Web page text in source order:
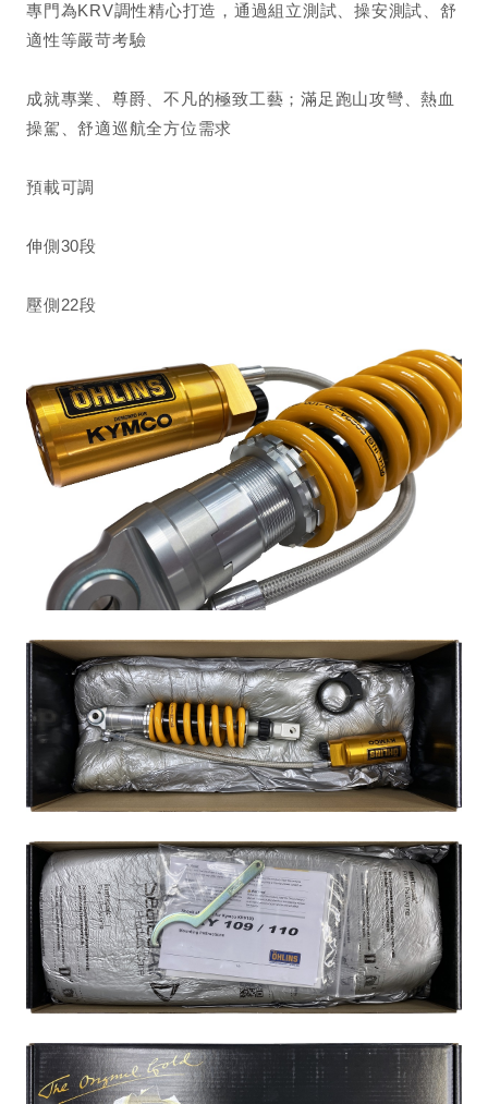
專門為KRV調性精心打造，通過組立測試、操安測試、舒
適性等嚴苛考驗
成就專業、尊爵、不凡的極致工藝；滿足跑山攻彎、熱血
操駕、舒適巡航全方位需求
預載可調
伸側30段
壓側22段